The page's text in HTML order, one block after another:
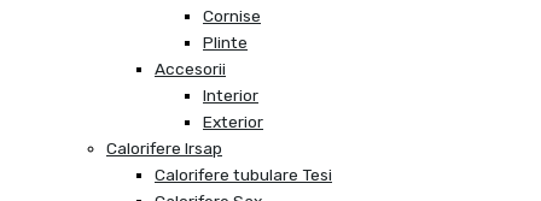
Cornise
Plinte
Accesorii
Interior
Exterior
Calorifere Irsap
Calorifere tubulare Tesi